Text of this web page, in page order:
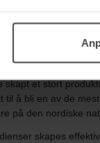
et stort
å bli en av de
på den nordiske
skapes